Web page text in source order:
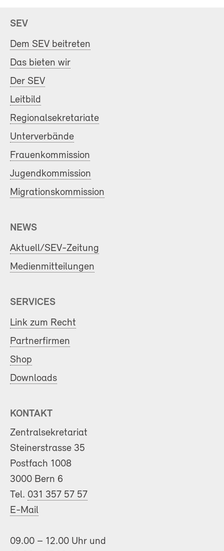
SEV
Dem SEV beitreten
Das bieten wir
Der SEV
Leitbild
Regionalsekretariate
Unterverbände
Frauenkommission
Jugendkommission
Migrationskommission
NEWS
Aktuell/SEV-Zeitung
Medienmitteilungen
SERVICES
Link zum Recht
Partnerfirmen
Shop
Downloads
KONTAKT
Zentralsekretariat
Steinerstrasse 35
Postfach 1008
3000 Bern 6
Tel. 031 357 57 57
E-Mail
09.00 – 12.00 Uhr und